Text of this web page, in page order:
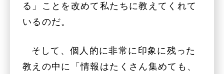
る」ことを改めて私たちに教えてくれて
いるのだ。
そして、個人的に非常に印象に残った
教えの中に「情報はたくさん集めても、